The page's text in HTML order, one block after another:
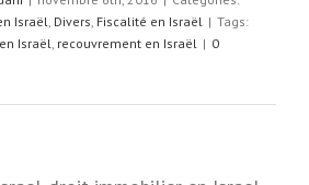
Israël, Divers, Fiscalité en Israël | Tags:
Israël, recouvrement en Israël | 0